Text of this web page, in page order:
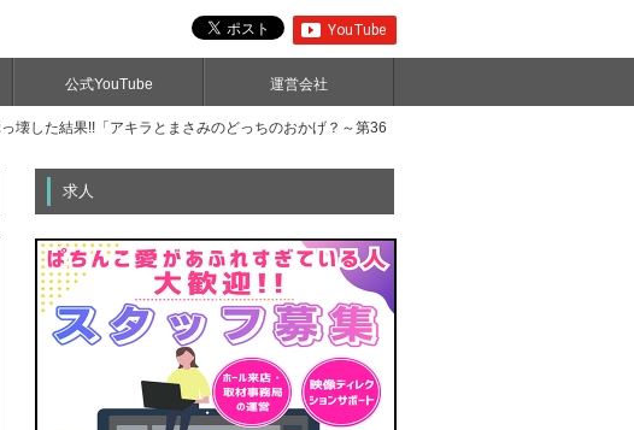
公式YouTube 運営会社
壊した結果!!「アキラとまさみのどっちのおかげ？～第36
求人